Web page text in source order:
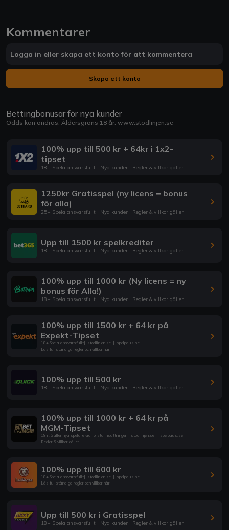
Kommentarer
Logga in eller skapa ett konto för att kommentera
Skapa ett konto
Bettingbonusar för nya kunder
Odds kan ändras. Åldersgräns 18 år. www.stödlinjen.se
100% upp till 500 kr + 64kr i 1x2-
tipset
18+ Spela ansvarsfullt | Nya kunder | Regler & villkor gäller
1250kr Gratisspel (ny licens = bonus
för alla)
25+ Spela ansvarsfullt | Nya kunder | Regler & villkor gäller
Upp till 1500 kr spelkrediter
18+ Spela ansvarsfullt | Nya kunder | Regler & villkor gäller
100% upp till 1000 kr (Ny licens = ny
bonus för Alla!)
18+ Spela ansvarsfullt | Nya kunder | Regler & villkor gäller
100% upp till 1500 kr + 64 kr på
Expekt-Tipset
18+ Spela ansvarsfullt| stodlinjen.se | spelpaus.se
Läs fullständiga regler och villkor här
100% upp till 500 kr
18+ Spela ansvarsfullt | Nya kunder | Regler & villkor gäller
100% upp till 1000 kr + 64 kr på
MGM-Tipset
18+. Gäller nya spelare vid första insättningen| stodlinjen.se | spelpaus.se
Regler & villkor gäller
100% upp till 600 kr
18+ Spela ansvarsfullt| stodlinjen.se | spelpaus.se
Läs fullständiga regler och villkor här
Upp till 500 kr i Gratisspel
18+ Spela ansvarsfullt | Nya kunder | Regler & villkor gäller